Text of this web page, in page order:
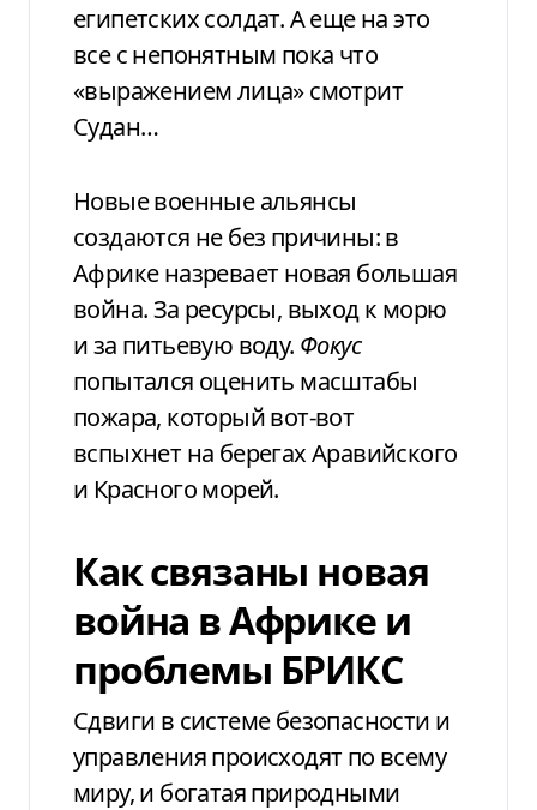
египетских солдат. А еще на это
все с непонятным пока что
«выражением лица» смотрит
Судан…
Новые военные альянсы
создаются не без причины: в
Африке назревает новая большая
война. За ресурсы, выход к морю
и за питьевую воду. Фокус
попытался оценить масштабы
пожара, который вот-вот
вспыхнет на берегах Аравийского
и Красного морей.
Как связаны новая
война в Африке и
проблемы БРИКС
Сдвиги в системе безопасности и
управления происходят по всему
миру, и богатая природными